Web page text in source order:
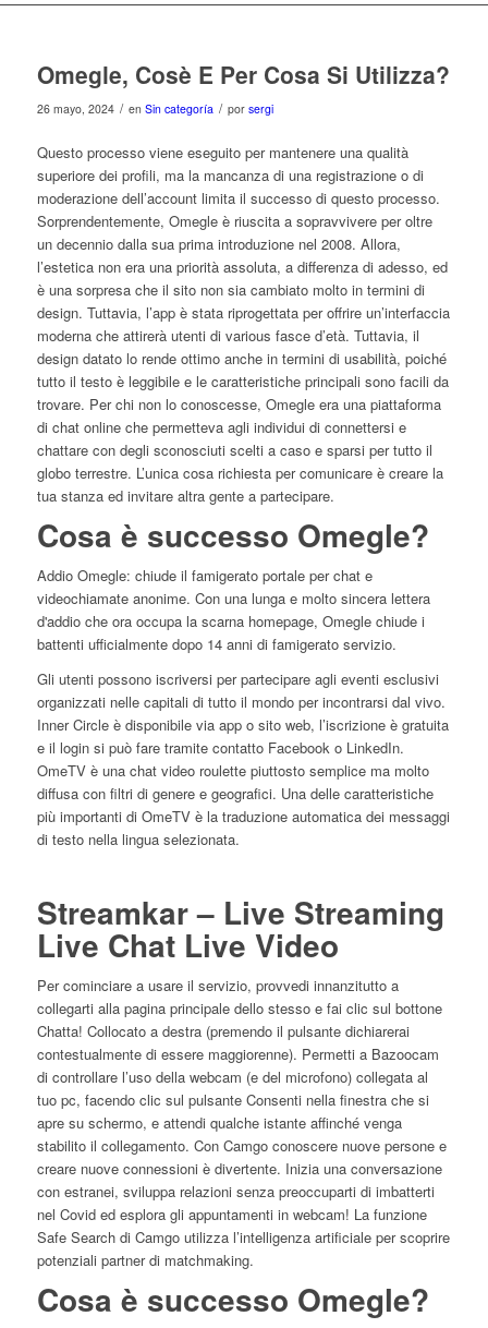
Omegle, Cosè E Per Cosa Si Utilizza?
26 mayo, 2024 / en Sin categoría / por sergi
Questo processo viene eseguito per mantenere una qualità
superiore dei profili, ma la mancanza di una registrazione o di
moderazione dell’account limita il successo di questo processo.
Sorprendentemente, Omegle è riuscita a sopravvivere per oltre
un decennio dalla sua prima introduzione nel 2008. Allora,
l’estetica non era una priorità assoluta, a differenza di adesso, ed
è una sorpresa che il sito non sia cambiato molto in termini di
design. Tuttavia, l’app è stata riprogettata per offrire un’interfaccia
moderna che attirerà utenti di various fasce d’età. Tuttavia, il
design datato lo rende ottimo anche in termini di usabilità, poiché
tutto il testo è leggibile e le caratteristiche principali sono facili da
trovare. Per chi non lo conoscesse, Omegle era una piattaforma
di chat online che permetteva agli individui di connettersi e
chattare con degli sconosciuti scelti a caso e sparsi per tutto il
globo terrestre. L’unica cosa richiesta per comunicare è creare la
tua stanza ed invitare altra gente a partecipare.
Cosa è successo Omegle?
Addio Omegle: chiude il famigerato portale per chat e
videochiamate anonime. Con una lunga e molto sincera lettera
d'addio che ora occupa la scarna homepage, Omegle chiude i
battenti ufficialmente dopo 14 anni di famigerato servizio.
Gli utenti possono iscriversi per partecipare agli eventi esclusivi
organizzati nelle capitali di tutto il mondo per incontrarsi dal vivo.
Inner Circle è disponibile via app o sito web, l’iscrizione è gratuita
e il login si può fare tramite contatto Facebook o LinkedIn.
OmeTV è una chat video roulette piuttosto semplice ma molto
diffusa con filtri di genere e geografici. Una delle caratteristiche
più importanti di OmeTV è la traduzione automatica dei messaggi
di testo nella lingua selezionata.
Streamkar – Live Streaming
Live Chat Live Video
Per cominciare a usare il servizio, provvedi innanzitutto a
collegarti alla pagina principale dello stesso e fai clic sul bottone
Chatta! Collocato a destra (premendo il pulsante dichiarerai
contestualmente di essere maggiorenne). Permetti a Bazoocam
di controllare l’uso della webcam (e del microfono) collegata al
tuo pc, facendo clic sul pulsante Consenti nella finestra che si
apre su schermo, e attendi qualche istante affinché venga
stabilito il collegamento. Con Camgo conoscere nuove persone e
creare nuove connessioni è divertente. Inizia una conversazione
con estranei, sviluppa relazioni senza preoccuparti di imbatterti
nel Covid ed esplora gli appuntamenti in webcam! La funzione
Safe Search di Camgo utilizza l’intelligenza artificiale per scoprire
potenziali partner di matchmaking.
Cosa è successo Omegle?